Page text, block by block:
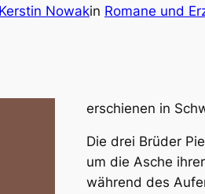
Kerstin Nowakin Romane und
erschienen in
Die drei Brüder
um die Asche
während des